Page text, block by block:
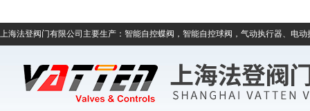
上海法登阀门有限公司主要生产：智能自控蝶阀，智能自控球阀，气动执行器、电